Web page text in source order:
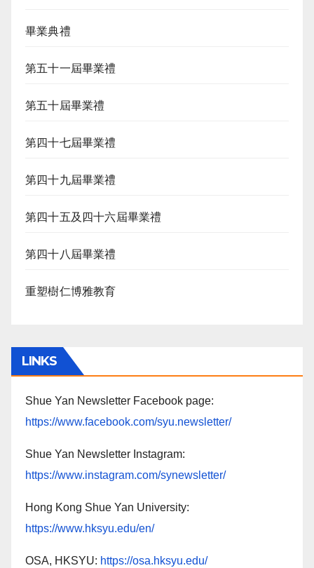
畢業典禮
第五十一屆畢業禮
第五十屆畢業禮
第四十七屆畢業禮
第四十九屆畢業禮
第四十五及四十六屆畢業禮
第四十八屆畢業禮
重塑樹仁博雅教育
LINKS
Shue Yan Newsletter Facebook page:
https://www.facebook.com/syu.newsletter/
Shue Yan Newsletter Instagram:
https://www.instagram.com/synewsletter/
Hong Kong Shue Yan University:
https://www.hksyu.edu/en/
OSA, HKSYU: https://osa.hksyu.edu/